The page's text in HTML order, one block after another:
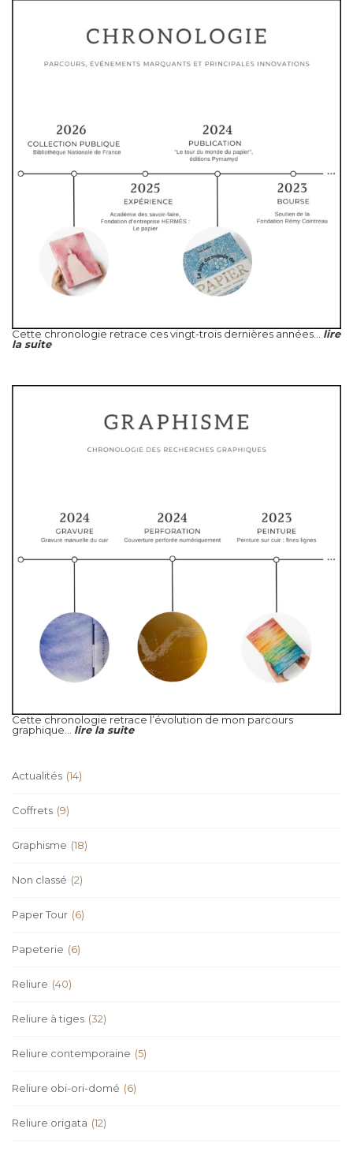
Cette chronologie retrace ces vingt-trois dernières années... lire
la suite
Cette chronologie retrace l’évolution de mon parcours
graphique... lire la suite
Actualités (14)
Coffrets (9)
Graphisme (18)
Non classé (2)
Paper Tour (6)
Papeterie (6)
Reliure (40)
Reliure à tiges (32)
Reliure contemporaine (5)
Reliure obi-ori-domé (6)
Reliure origata (12)